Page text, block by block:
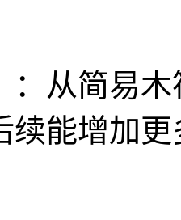
：从简易
续能增加